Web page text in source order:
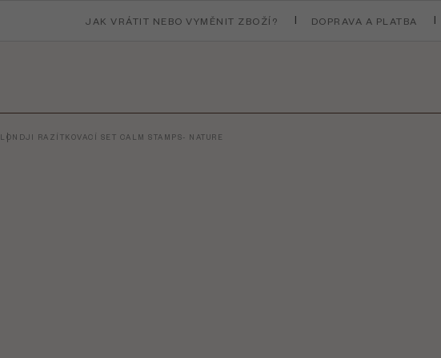
JAK VRÁTIT NEBO VYMĚNIT ZBOŽÍ? DOPRAVA A PLATBA
LONDJI RAZÍTKOVACÍ SET CALM STAMPS- NATURE